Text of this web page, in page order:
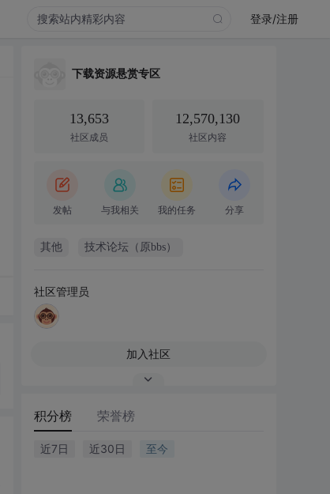
登录/注册
下载资源悬赏专区
13,653
社区成员
12,570,130
社区内容
发帖 与我相关 我的任务 分享
其他 技术论坛（原bbs）
社区管理员
加入社区
积分榜 荣誉榜
近7日 近30日 至今